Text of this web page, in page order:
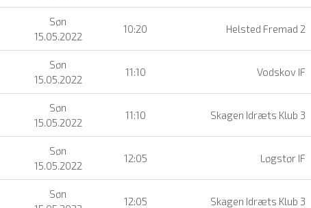
Søn
15.05.2022
10:20 Helsted Fremad 2
Søn
15.05.2022
11:10 Vodskov IF
Søn
15.05.2022
11:10 Skagen Idræts Klub 3
Søn
15.05.2022
12:05 Løgstør IF
Søn
12:05 Skagen Idræts Klub 3